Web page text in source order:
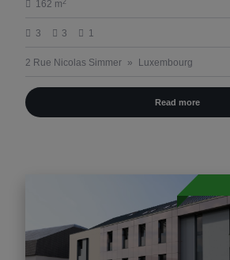
162 m
3 3 1
2 Rue Nicolas Simmer Luxembourg
Read more